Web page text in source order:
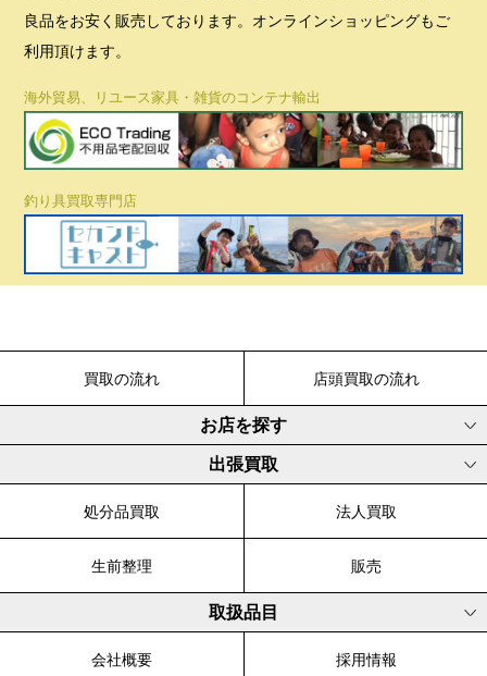
良品をお安く販売しております。オンラインショッピングもご
利用頂けます。
海外貿易、リユース家具・雑貨のコンテナ輸出
釣り具買取専門店
買取の流れ 店頭買取の流れ
お店を探す
出張買取
処分品買取 法人買取
生前整理 販売
取扱品目
会社概要 採用情報